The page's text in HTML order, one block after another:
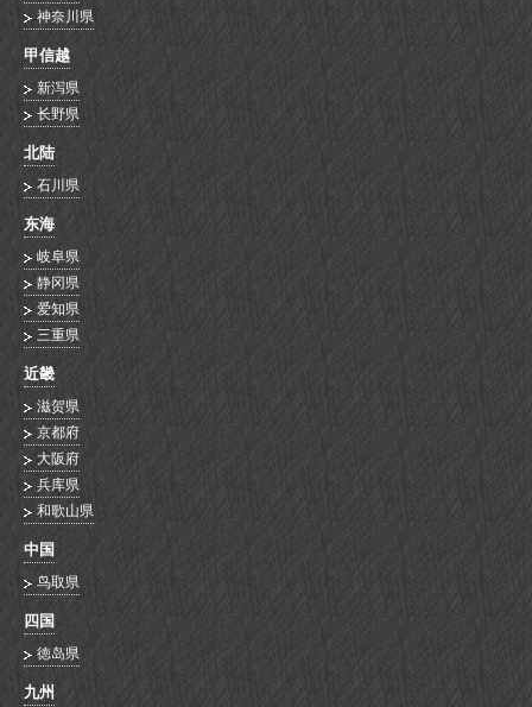
神奈川県
甲信越
新泻県
长野県
北陆
石川県
东海
岐阜県
静冈県
爱知県
三重県
近畿
滋贺県
京都府
大阪府
兵库県
和歌山県
中国
鸟取県
四国
徳岛県
九州